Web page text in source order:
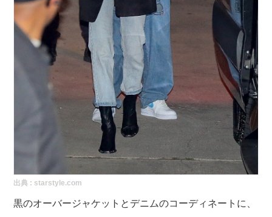
出典 : starstyle.com
黒のオーバージャケットとデニムのコーディネートに、